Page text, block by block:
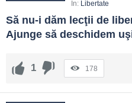
In: Libertate
Să nu-i dăm lecţii de
Ajunge să deschidem
1 178